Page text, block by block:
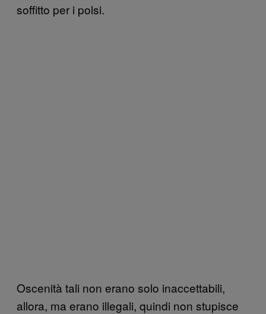
soffitto per i polsi.
Oscenità tali non erano solo inaccettabili,
allora, ma erano illegali, quindi non stupisce